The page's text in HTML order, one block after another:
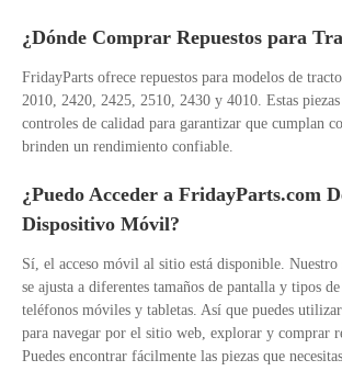
¿Dónde Comprar Repuestos para
FridayParts ofrece repuestos para modelos de
2010, 2420, 2425, 2510, 2430 y 4010. Estas
controles de calidad para garantizar que cumplan
brinden un rendimiento confiable.
¿Puedo Acceder a FridayParts.com
Dispositivo Móvil?
Sí, el acceso móvil al sitio está disponible. Nuestro
se ajusta a diferentes tamaños de pantalla y tipos
teléfonos móviles y tabletas. Así que puedes
para navegar por el sitio web, explorar y comprar
Puedes encontrar fácilmente las piezas que